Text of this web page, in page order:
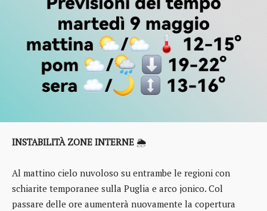
INSTABILITÀ ZONE INTERNE 🌦️
Al mattino cielo nuvoloso su entrambe le regioni con
schiarite temporanee sulla Puglia e arco jonico. Col
passare delle ore aumenterà nuovamente la copertura